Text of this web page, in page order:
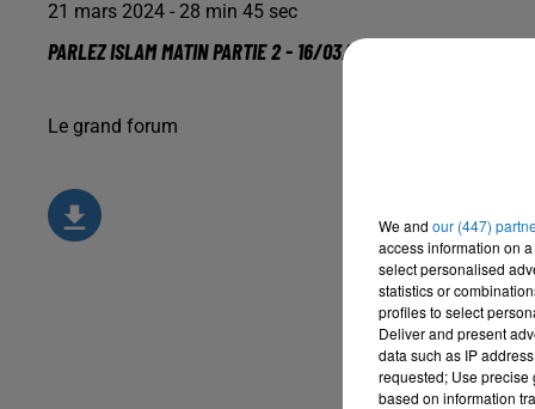
21 mars 2024 - 28 min 45 sec
PARLEZ ISLAM MATIN PARTIE 2 - 16/03/24
Le grand forum
We and our (447)
access information on
select personalised
statistics or
profiles to select
Deliver and present
data such as IP
requested; Use precise
based on information